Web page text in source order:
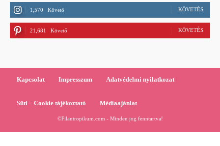
1,570 Követő KÖVETÉS
21,681 Követő KÖVETÉS
Kapcsolat Impresszum Adatvédelmi nyilatkozat
Süti – Cookie tájékoztató Médiaajánlat
©Filantropikum.com - Minden jog fenntartva!